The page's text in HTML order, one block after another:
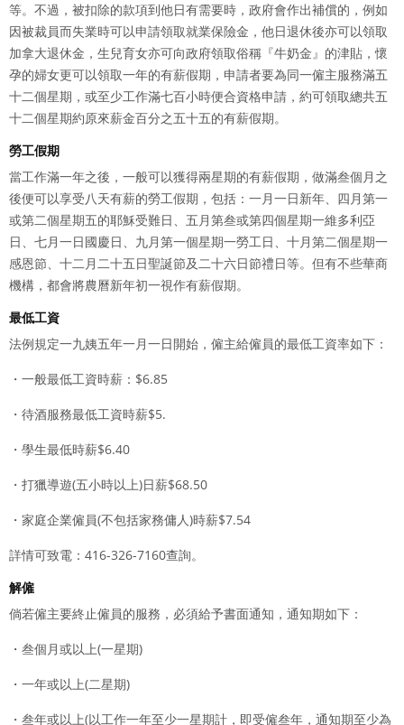
等。不過，被扣除的款項到他日有需要時，政府會作出補償的，例如
因被裁員而失業時可以申請領取就業保險金，他日退休後亦可以領取
加拿大退休金，生兒育女亦可向政府領取俗稱『牛奶金』的津貼，懷
孕的婦女更可以領取一年的有薪假期，申請者要為同一僱主服務滿五
十二個星期，或至少工作滿七百小時便合資格申請，約可領取總共五
十二個星期約原來薪金百分之五十五的有薪假期。
勞工假期
當工作滿一年之後，一般可以獲得兩星期的有薪假期，做滿叁個月之
後便可以享受八天有薪的勞工假期，包括：一月一日新年、四月第一
或第二個星期五的耶穌受難日、五月第叁或第四個星期一維多利亞
日、七月一日國慶日、九月第一個星期一勞工日、十月第二個星期一
感恩節、十二月二十五日聖誕節及二十六日節禮日等。但有不些華商
機構，都會將農曆新年初一視作有薪假期。
最低工資
法例規定一九姨五年一月一日開始，僱主給僱員的最低工資率如下：
・一般最低工資時薪：$6.85
・待酒服務最低工資時薪$5.
・學生最低時薪$6.40
・打獵導遊(五小時以上)日薪$68.50
・家庭企業僱員(不包括家務傭人)時薪$7.54
詳情可致電：416-326-7160查詢。
解僱
倘若僱主要終止僱員的服務，必須給予書面通知，通知期如下：
・叁個月或以上(一星期)
・一年或以上(二星期)
・叁年或以上(以工作一年至少一星期計，即受僱叁年，通知期至少為